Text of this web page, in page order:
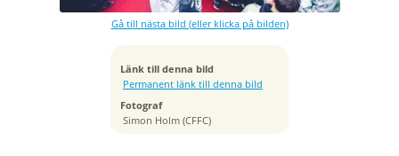
Gå till nästa bild (eller klicka på bilden)
Länk till denna bild
Permanent länk till denna bild
Fotograf
Simon Holm (CFFC)
Canon EOS 5D Mark III
Tagen
ISO
125
Brännvidd
16 mm